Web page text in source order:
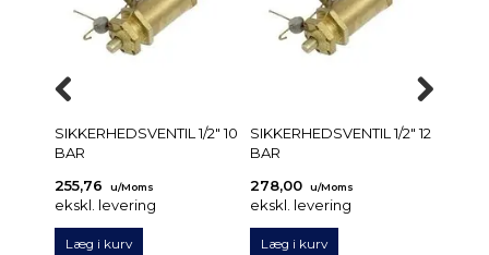
SIKKERHEDSVENTIL 1/2" 10
BAR
255,76
u/Moms
ekskl. levering
Læg i kurv
SIKKERHEDSVENTIL 1/2" 12
BAR
278,00
u/Moms
ekskl. levering
Læg i kurv